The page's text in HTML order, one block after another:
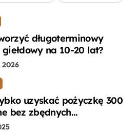
długoterminowy
na 10-20 lat?
2026
uzyskać pożyczkę 300
bez zbędnych